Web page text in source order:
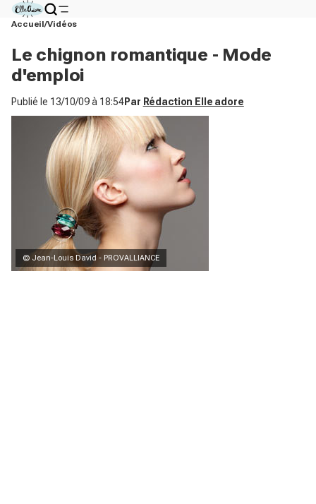
Accueil Vidéos
Le chignon romantique - Mode
d'emploi
Publié le 13/10/09 à 18:54Par Rédaction Elle adore
© Jean-Louis David - PROVALLIANCE